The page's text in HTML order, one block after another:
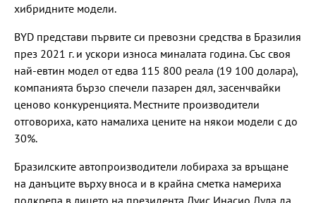
хибридните модели.
BYD представи първите си превозни средства в Бразилия
през 2021 г. и ускори износа миналата година. Със своя
най-евтин модел от едва 115 800 реала (19 100 долара),
компанията бързо спечели пазарен дял, засенчвайки
ценово конкуренцията. Местните производители
отговориха, като намалиха цените на някои модели с до
30%.
Бразилските автопроизводители лобираха за връщане
на данъците върху вноса и в крайна сметка намериха